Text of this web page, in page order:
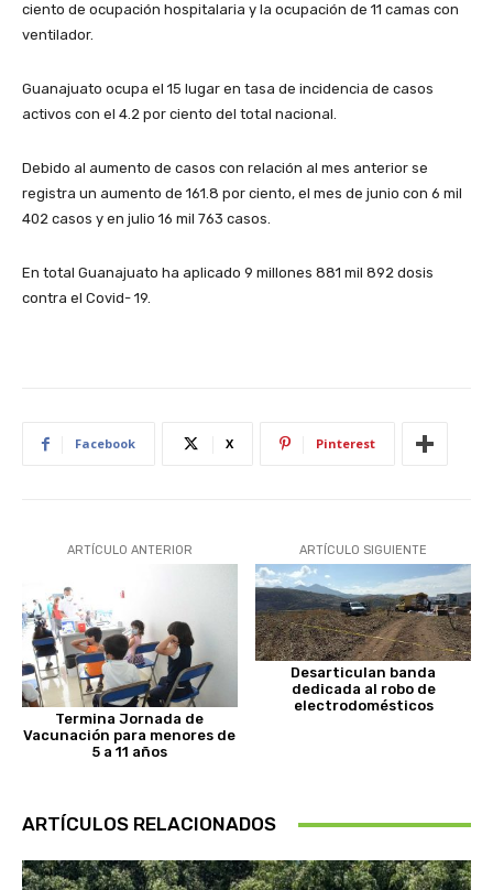
ciento de ocupación hospitalaria y la ocupación de 11 camas con
ventilador.
Guanajuato ocupa el 15 lugar en tasa de incidencia de casos
activos con el 4.2 por ciento del total nacional.
Debido al aumento de casos con relación al mes anterior se
registra un aumento de 161.8 por ciento, el mes de junio con 6 mil
402 casos y en julio 16 mil 763 casos.
En total Guanajuato ha aplicado 9 millones 881 mil 892 dosis
contra el Covid- 19.
Facebook X Pinterest
ARTÍCULO ANTERIOR
Termina Jornada de
Vacunación para menores de
5 a 11 años
ARTÍCULO SIGUIENTE
Desarticulan banda
dedicada al robo de
electrodomésticos
ARTÍCULOS RELACIONADOS